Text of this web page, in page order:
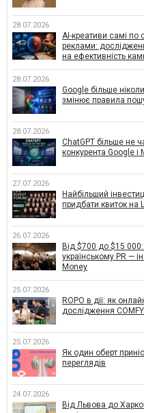
28.07.2026
AI-креативи самі по
реклами:
на ефективність
28.07.2026
Google більше
змінює правила
28.07.2026
ChatGPT більше не
конкурента Google і
27.07.2026
Найбільший
придбати квиток на
26.07.2026
Від $700 до $15
українському PR —
Money
25.07.2026
ROPO в дії: як
дослідження COMFY
25.07.2026
Як один оберт
переглядів
24.07.2026
Від Львова до